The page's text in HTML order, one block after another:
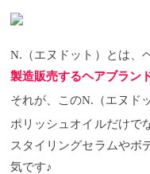
N.（エヌドット）とは、
製造販売するヘアブランド
それが、このN.（エヌド
ポリッシュオイルだけで
スタイリングセラムやボ
気です♪